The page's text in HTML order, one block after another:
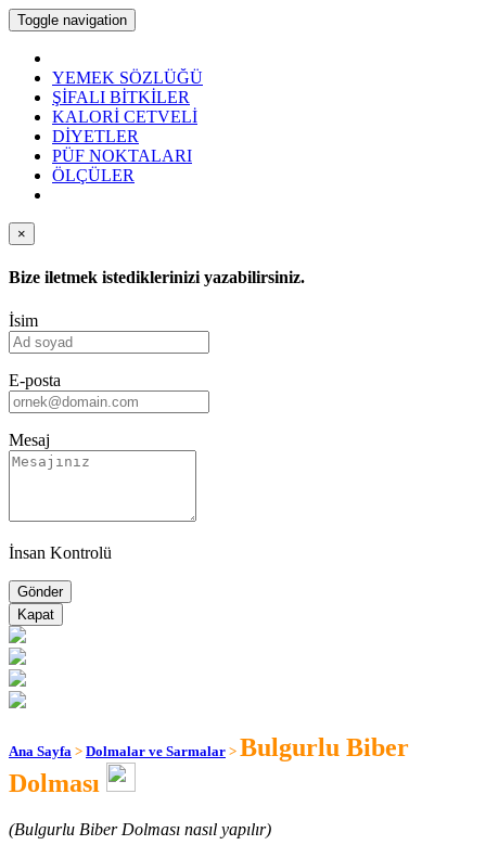
Toggle navigation
YEMEK SÖZLÜĞÜ
ŞİFALI BİTKİLER
KALORİ CETVELİ
DİYETLER
PÜF NOKTALARI
ÖLÇÜLER
×
Bize iletmek istediklerinizi yazabilirsiniz.
İsim
E-posta
Mesaj
İnsan Kontrolü
Kapat
Ana Sayfa > Dolmalar ve Sarmalar > Bulgurlu Biber
Dolması
(Bulgurlu Biber Dolması nasıl yapılır)